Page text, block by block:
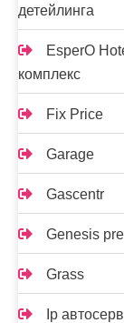
детейлинга
EsperO
комплекс
Fix Price
Garage
Gascentr
Genesis
Grass
Ip